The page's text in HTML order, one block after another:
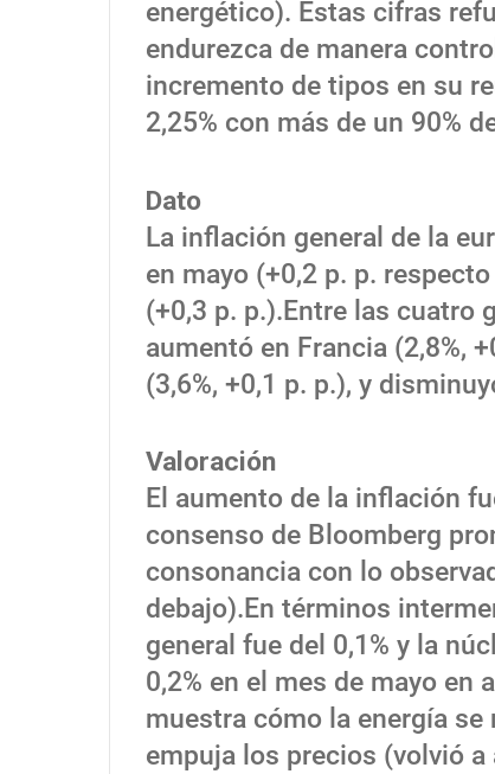
energético). Estas cifras
endurezca de manera
incremento de tipos en su
2,25% con más de un 90%
Dato
La inflación general de la
en mayo (+0,2 p. p.
(+0,3 p. p.).Entre las cuatro
aumentó en Francia (2,8%,
(3,6%, +0,1 p. p.), y
Valoración
El aumento de la inflación
consenso de Bloomberg
consonancia con lo
debajo).En términos
general fue del 0,1% y la
0,2% en el mes de mayo en
muestra cómo la energía
empuja los precios (volvió